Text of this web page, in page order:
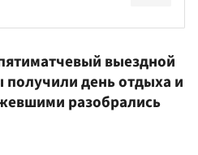
выездной
день отдыха и
разобрались